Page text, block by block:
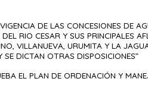
DE LAS CONCESIONES DE
RIO CESAR Y SUS PRINCIPALES
VILLANUEVA, URUMITA Y LA
DICTAN OTRAS DISPOSICIONES”
EL PLAN DE ORDENACIÓN Y